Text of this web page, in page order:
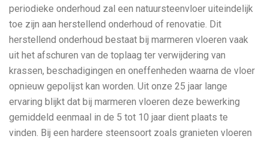
periodieke onderhoud zal een natuursteenvloer uiteindelijk
toe zijn aan herstellend onderhoud of renovatie. Dit
herstellend onderhoud bestaat bij marmeren vloeren vaak
uit het afschuren van de toplaag ter verwijdering van
krassen, beschadigingen en oneffenheden waarna de vloer
opnieuw gepolijst kan worden. Uit onze 25 jaar lange
ervaring blijkt dat bij marmeren vloeren deze bewerking
gemiddeld eenmaal in de 5 tot 10 jaar dient plaats te
vinden. Bij een hardere steensoort zoals granieten vloeren